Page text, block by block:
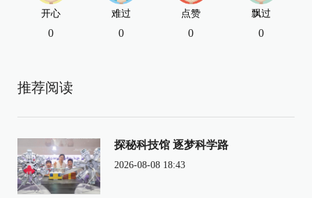
开心
0
难过
0
点赞
0
飘过
0
推荐阅读
探秘科技馆 逐梦科学路
2026-08-08 18:43